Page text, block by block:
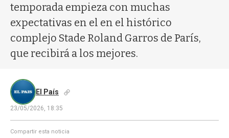
temporada empieza con muchas
expectativas en el en el histórico
complejo Stade Roland Garros de París,
que recibirá a los mejores.
El País
23/05/2026, 18:35
Compartir esta noticia